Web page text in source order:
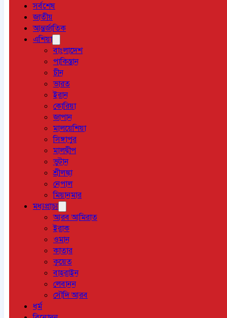
সর্বশেষ
জাতীয়
আন্তর্জাতিক
এশিয়া
বাংলাদেশ
পাকিস্তান
চীন
ভারত
ইরান
কোরিয়া
জাপান
মালয়েশিয়া
সিঙ্গাপুর
মালদ্বীপ
ভুটান
শ্রীলঙ্কা
নেপাল
মিয়ানমার
মধ্যপ্রাচ্য
আরব আমিরাত
ইরাক
ওমান
কাতার
কুয়েত
বাহরাইন
লেবানন
সৌদি আরব
ধর্ম